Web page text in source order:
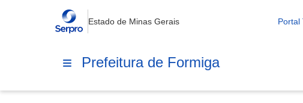
Estado de Minas Gerais Portal
Prefeitura de Formiga